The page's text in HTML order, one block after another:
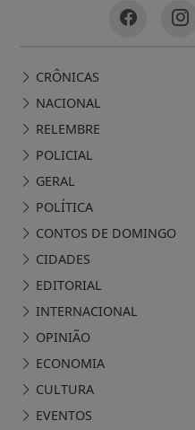
CRÔNICAS
NACIONAL
RELEMBRE
POLICIAL
GERAL
POLÍTICA
CONTOS DE DOMINGO
CIDADES
EDITORIAL
INTERNACIONAL
OPINIÃO
ECONOMIA
CULTURA
EVENTOS